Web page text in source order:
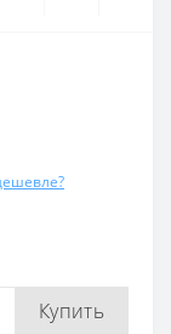
Купить